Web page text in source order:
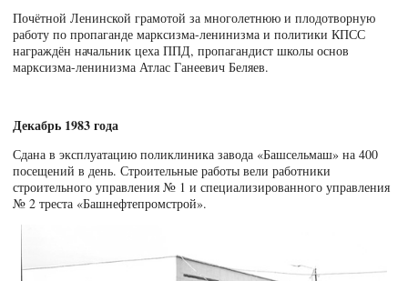
Почётной Ленинской грамотой за многолетнюю и плодотворную
работу по пропаганде марксизма-ленинизма и политики КПСС
награждён начальник цеха ППД, пропагандист школы основ
марксизма-ленинизма Атлас Ганеевич Беляев.
Декабрь 1983 года
Сдана в эксплуатацию поликлиника завода «Башсельмаш» на 400
посещений в день. Строительные работы вели работники
строительного управления № 1 и специализированного управления
№ 2 треста «Башнефтепромстрой».